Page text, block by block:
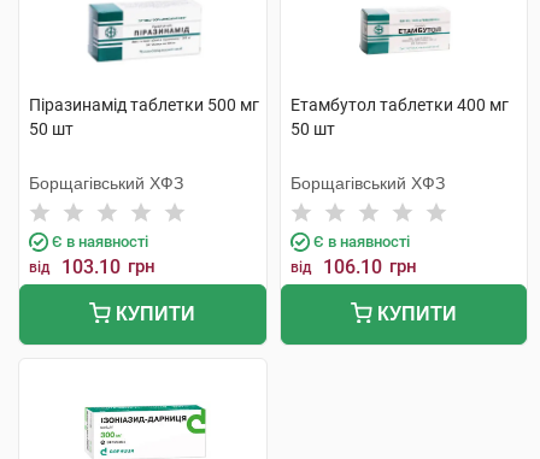
Піразинамід таблетки 500 мг
50 шт
Борщагівський ХФЗ
Є в наявності
від 103.10 грн
КУПИТИ
Етамбутол таблетки 400 мг
50 шт
Борщагівський ХФЗ
Є в наявності
від 106.10 грн
КУПИТИ